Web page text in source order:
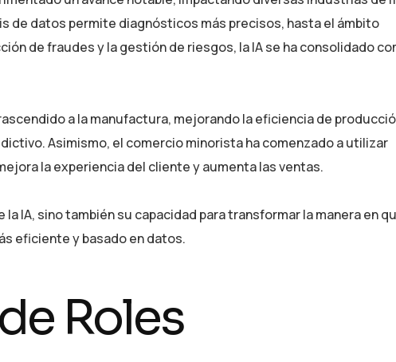
de datos permite diagnósticos más precisos, hasta el ámbito
de fraudes y la gestión de riesgos, la IA se ha consolidado
a la manufactura, mejorando la eficiencia de
Asimismo, el comercio minorista ha comenzado a utilizar
la experiencia del cliente y aumenta las ventas.
IA, sino también su capacidad para transformar la manera en
eficiente y basado en datos.
Roles